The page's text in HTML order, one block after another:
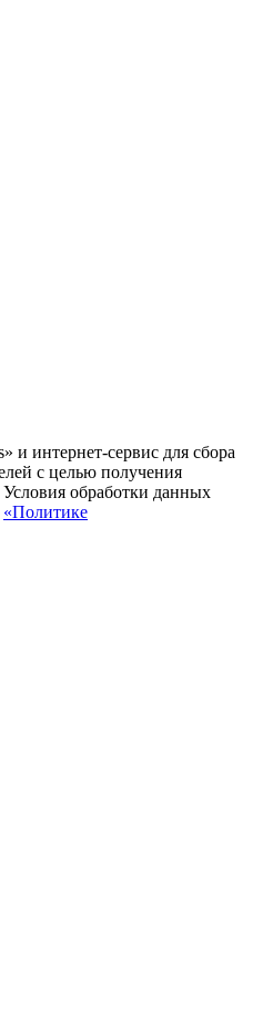
и интернет-сервис для сбора
с целью получения
обработки данных
«Политике